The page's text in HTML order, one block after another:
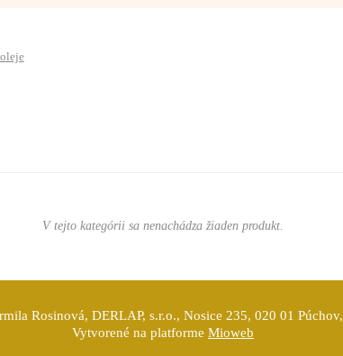
V tejto kategórii sa nenachádza žiaden produkt.
Rosinová, DERLAP, s.r.o., Nosice 235, 020 01
Vytvorené na platforme Mioweb